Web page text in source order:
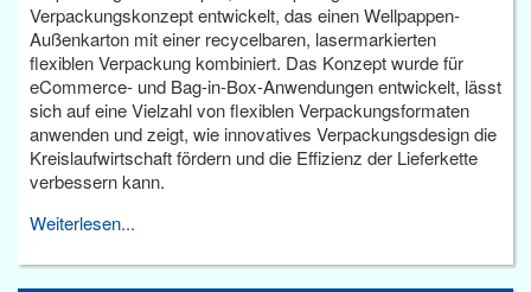
Verpackungskonzept entwickelt, das einen Wellpappen-
Außenkarton mit einer recycelbaren, lasermarkierten
flexiblen Verpackung kombiniert. Das Konzept wurde für
eCommerce- und Bag-in-Box-Anwendungen entwickelt, lässt
sich auf eine Vielzahl von flexiblen Verpackungsformaten
anwenden und zeigt, wie innovatives Verpackungsdesign die
Kreislaufwirtschaft fördern und die Effizienz der Lieferkette
verbessern kann.
Weiterlesen...